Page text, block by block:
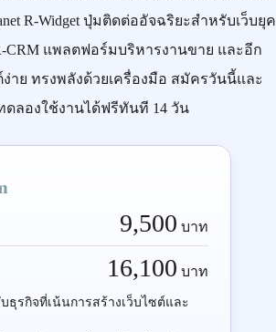
R-Widgetปุ่มติดต่ออัจฉริยะสำหรับเว็บยุค
CRMแพลตฟอร์มบริหารงานขาย และอีก
าย ทรงพลังด้วยเครื่องมือ สมัครวันนี้และ
ดลองใช้งานได้ฟรีทันที 14 วัน
9,500 บาท
16,100 บาท
ธุรกิจที่เน้นการสร้างเว็บไซต์และ